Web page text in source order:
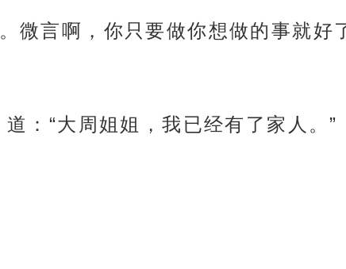
微言啊，你只要做你想做的事就好
：“大周姐姐，我已经有了家人。”